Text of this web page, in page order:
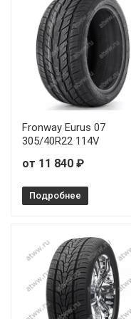
Joyroad Sport
Joyroad Sport
Joyroad Sport
Joyroad Sport
Joyroad Sport
Joyroad Sport
Joyroad Sport
Fronway Eurus 07
305/40R22 114V
от 11 840 ₽
Подробнее